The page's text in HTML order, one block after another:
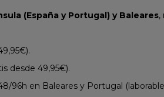
(España y Portugal) y Baleares,
desde 49,95€).
96h en Baleares y Portugal